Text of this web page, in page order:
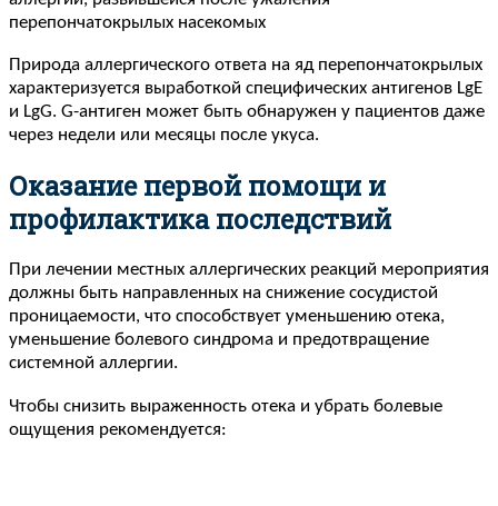
перепончатокрылых насекомых
Природа аллергического ответа на яд перепончатокрылых
характеризуется выработкой специфических антигенов LgE
и LgG. G-антиген может быть обнаружен у пациентов даже
через недели или месяцы после укуса.
Оказание первой помощи и
профилактика последствий
При лечении местных аллергических реакций мероприятия
должны быть направленных на снижение сосудистой
проницаемости, что способствует уменьшению отека,
уменьшение болевого синдрома и предотвращение
системной аллергии.
Чтобы снизить выраженность отека и убрать болевые
ощущения рекомендуется: